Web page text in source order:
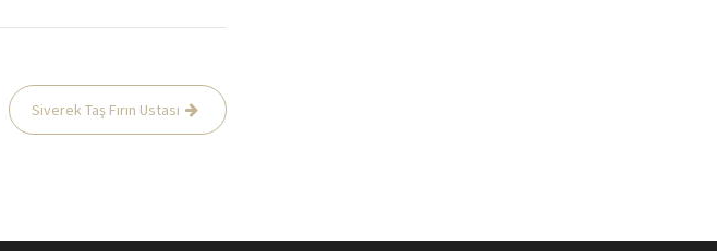
Siverek Taş Fırın Ustası